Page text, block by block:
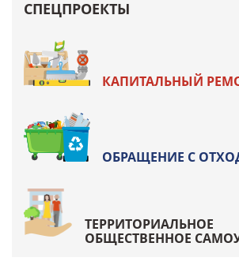
СПЕЦПРОЕКТЫ
КАПИТАЛЬНЫЙ
ОБРАЩЕНИЕ С
ТЕРРИТОРИАЛЬНОЕ
ОБЩЕСТВЕННОЕ